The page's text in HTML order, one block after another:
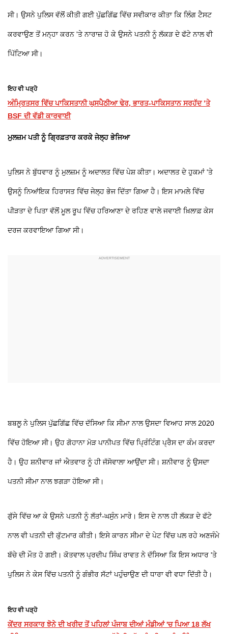
ਸੀ। ਉਸਨੇ ਪੁਲਿਸ ਵੱਲੋਂ ਕੀਤੀ ਗਈ ਪੁੱਛਗਿੱਛ ਵਿੱਚ ਸਵੀਕਾਰ ਕੀਤਾ ਕਿ ਲਿੰਗ ਟੈਸਟ
ਕਰਵਾਉਣ ਤੋਂ ਮਨ੍ਹਾ ਕਰਨ 'ਤੇ ਨਾਰਾਜ਼ ਹੋ ਕੇ ਉਸਨੇ ਪਤਨੀ ਨੂੰ ਲੱਕੜ ਦੇ ਫੱਟੇ ਨਾਲ ਵੀ
ਪਿੱਟਿਆ ਸੀ।
ਇਹ ਵੀ ਪੜ੍ਹੋ
ਅੰਮ੍ਰਿਤਸਰ ਵਿੱਚ ਪਾਕਿਸਤਾਨੀ ਘੁਸਪੈਠੀਆ ਢੇਰ, ਭਾਰਤ-ਪਾਕਿਸਤਾਨ ਸਰਹੱਦ ’ਤੇ
BSF ਦੀ ਵੱਡੀ ਕਾਰਵਾਈ
ਮੁਲਜ਼ਮ ਪਤੀ ਨੂੰ ਗ੍ਰਿਫ਼ਤਾਰ ਕਰਕੇ ਜੇਲ੍ਹ ਭੇਜਿਆ
ਪੁਲਿਸ ਨੇ ਬੁੱਧਵਾਰ ਨੂੰ ਮੁਲਜ਼ਮ ਨੂੰ ਅਦਾਲਤ ਵਿੱਚ ਪੇਸ਼ ਕੀਤਾ। ਅਦਾਲਤ ਦੇ ਹੁਕਮਾਂ 'ਤੇ
ਉਸਨੂੰ ਨਿਆਂਇਕ ਹਿਰਾਸਤ ਵਿੱਚ ਜੇਲ੍ਹ ਭੇਜ ਦਿੱਤਾ ਗਿਆ ਹੈ। ਇਸ ਮਾਮਲੇ ਵਿੱਚ
ਪੀੜਤਾ ਦੇ ਪਿਤਾ ਵੱਲੋਂ ਮੂਲ ਰੂਪ ਵਿੱਚ ਹਰਿਆਣਾ ਦੇ ਰਹਿਣ ਵਾਲੇ ਜਵਾਈ ਖ਼ਿਲਾਫ਼ ਕੇਸ
ਦਰਜ ਕਰਵਾਇਆ ਗਿਆ ਸੀ।
ਬਬਲੂ ਨੇ ਪੁਲਿਸ ਪੁੱਛਗਿੱਛ ਵਿੱਚ ਦੱਸਿਆ ਕਿ ਸੀਮਾ ਨਾਲ ਉਸਦਾ ਵਿਆਹ ਸਾਲ 2020
ਵਿੱਚ ਹੋਇਆ ਸੀ। ਉਹ ਗੋਹਾਨਾ ਮੋੜ ਪਾਨੀਪਤ ਵਿੱਚ ਪ੍ਰਿੰਟਿੰਗ ਪ੍ਰੈਸ ਦਾ ਕੰਮ ਕਰਦਾ
ਹੈ। ਉਹ ਸ਼ਨੀਵਾਰ ਜਾਂ ਐਤਵਾਰ ਨੂੰ ਹੀ ਜੱਸੋਵਾਲਾ ਆਉਂਦਾ ਸੀ। ਸ਼ਨੀਵਾਰ ਨੂੰ ਉਸਦਾ
ਪਤਨੀ ਸੀਮਾ ਨਾਲ ਝਗੜਾ ਹੋਇਆ ਸੀ।
ਗੁੱਸੇ ਵਿੱਚ ਆ ਕੇ ਉਸਨੇ ਪਤਨੀ ਨੂੰ ਲੱਤਾਂ-ਘਸੁੰਨ ਮਾਰੇ। ਇਸ ਦੇ ਨਾਲ ਹੀ ਲੱਕੜ ਦੇ ਫੱਟੇ
ਨਾਲ ਵੀ ਪਤਨੀ ਦੀ ਕੁੱਟਮਾਰ ਕੀਤੀ। ਇਸੇ ਕਾਰਨ ਸੀਮਾ ਦੇ ਪੇਟ ਵਿੱਚ ਪਲ ਰਹੇ ਅਣਜੰਮੇ
ਬੱਚੇ ਦੀ ਮੌਤ ਹੋ ਗਈ। ਕੋਤਵਾਲ ਪ੍ਰਦੀਪ ਸਿੰਘ ਰਾਵਤ ਨੇ ਦੱਸਿਆ ਕਿ ਇਸ ਅਧਾਰ 'ਤੇ
ਪੁਲਿਸ ਨੇ ਕੇਸ ਵਿੱਚ ਪਤਨੀ ਨੂੰ ਗੰਭੀਰ ਸੱਟਾਂ ਪਹੁੰਚਾਉਣ ਦੀ ਧਾਰਾ ਵੀ ਵਧਾ ਦਿੱਤੀ ਹੈ।
ਇਹ ਵੀ ਪੜ੍ਹੋ
ਕੇਂਦਰ ਸਰਕਾਰ ਝੋਨੇ ਦੀ ਖਰੀਦ ਤੋਂ ਪਹਿਲਾਂ ਪੰਜਾਬ ਦੀਆਂ ਮੰਡੀਆਂ 'ਚ ਪਿਆ 18 ਲੱਖ